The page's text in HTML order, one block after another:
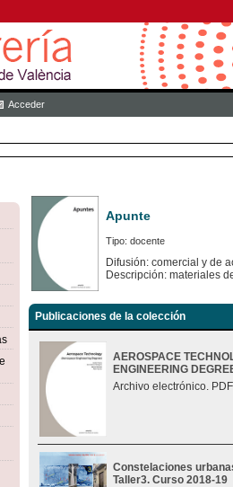
Acceder
Apunte
Tipo: docente
Difusión: comercial y de
Descripción: materiales
Publicaciones de la colección
AEROSPACE
ENGINEERING
Archivo electrónico.
Constelaciones
Taller3. Curso 2018-19